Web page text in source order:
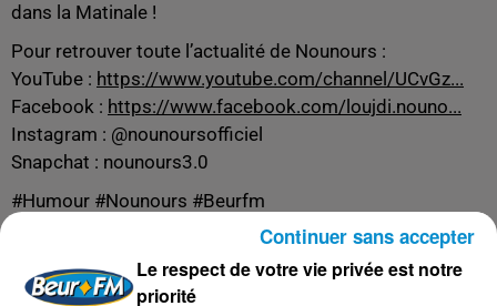
dans la Matinale !
Pour retrouver toute l’actualité de Nounours :
YouTube : https://www.youtube.com/channel/UCvGz...
Facebook : https://www.facebook.com/loujdi.nouno...
Instagram : @nounoursofficiel
Snapchat : nounours3.0
#Humour #Nounours #Beurfm
Le respect de votre vie privée est notre
priorité
Continuer sans accepter